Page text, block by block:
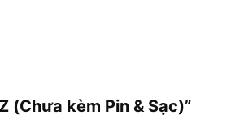
(Chưa kèm Pin & Sạc)”